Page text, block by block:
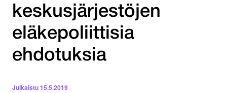
keskusjärjestöjen
eläkepoliittisia
ehdotuksia
Julkaistu15.5.2019